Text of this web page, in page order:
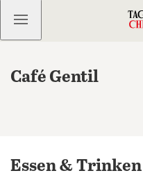
Kostenlos anmelden
Café Gentil
Essen & Trinken